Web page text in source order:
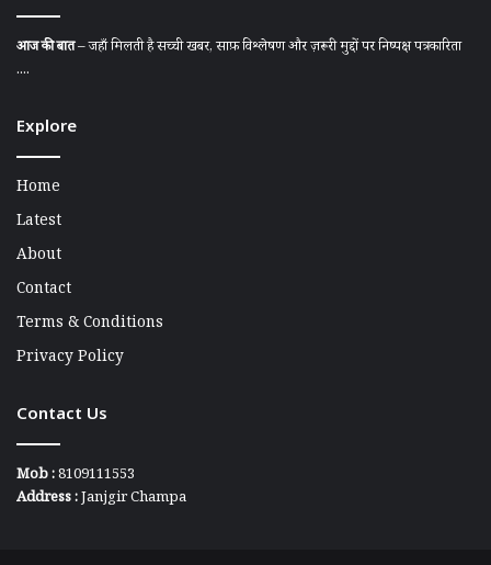
आज की बात– जहाँ मिलती है सच्ची खबर, साफ़ विश्लेषण और ज़रूरी मुद्दों पर निष्पक्ष पत्रकारिता
....
Explore
Home
Latest
About
Contact
Terms & Conditions
Privacy Policy
Contact Us
Mob :8109111553
Address :Janjgir Champa